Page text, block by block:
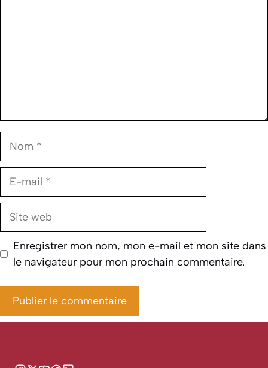
Nom
E-
Site
Enregistrer mon nom, mon e-mail et mon site dans
le navigateur pour mon prochain commentaire.